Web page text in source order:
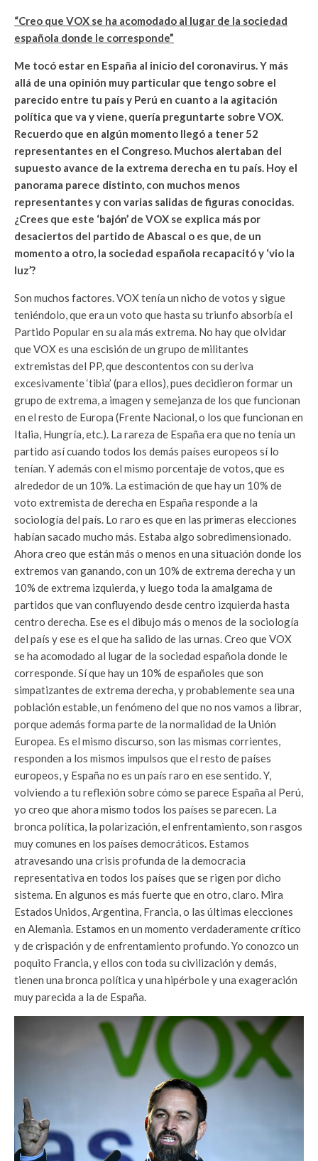
“Creo que VOX se ha acomodado al lugar de la sociedad
española donde le corresponde”
Me tocó estar en España al inicio del coronavirus. Y más
allá de una opinión muy particular que tengo sobre el
parecido entre tu país y Perú en cuanto a la agitación
política que va y viene, quería preguntarte sobre VOX.
Recuerdo que en algún momento llegó a tener 52
representantes en el Congreso. Muchos alertaban del
supuesto avance de la extrema derecha en tu país. Hoy el
panorama parece distinto, con muchos menos
representantes y con varias salidas de figuras conocidas.
¿Crees que este ‘bajón’ de VOX se explica más por
desaciertos del partido de Abascal o es que, de un
momento a otro, la sociedad española recapacitó y ‘vio la
luz’?
Son muchos factores. VOX tenía un nicho de votos y sigue
teniéndolo, que era un voto que hasta su triunfo absorbía el
Partido Popular en su ala más extrema. No hay que olvidar
que VOX es una escisión de un grupo de militantes
extremistas del PP, que descontentos con su deriva
excesivamente ‘tibia’ (para ellos), pues decidieron formar un
grupo de extrema, a imagen y semejanza de los que funcionan
en el resto de Europa (Frente Nacional, o los que funcionan en
Italia, Hungría, etc.). La rareza de España era que no tenía un
partido así cuando todos los demás países europeos sí lo
tenían. Y además con el mismo porcentaje de votos, que es
alrededor de un 10%. La estimación de que hay un 10% de
voto extremista de derecha en España responde a la
sociología del país. Lo raro es que en las primeras elecciones
habían sacado mucho más. Estaba algo sobredimensionado.
Ahora creo que están más o menos en una situación donde los
extremos van ganando, con un 10% de extrema derecha y un
10% de extrema izquierda, y luego toda la amalgama de
partidos que van confluyendo desde centro izquierda hasta
centro derecha. Ese es el dibujo más o menos de la sociología
del país y ese es el que ha salido de las urnas. Creo que VOX
se ha acomodado al lugar de la sociedad española donde le
corresponde. Sí que hay un 10% de españoles que son
simpatizantes de extrema derecha, y probablemente sea una
población estable, un fenómeno del que no nos vamos a librar,
porque además forma parte de la normalidad de la Unión
Europea. Es el mismo discurso, son las mismas corrientes,
responden a los mismos impulsos que el resto de países
europeos, y España no es un país raro en ese sentido. Y,
volviendo a tu reflexión sobre cómo se parece España al Perú,
yo creo que ahora mismo todos los países se parecen. La
bronca política, la polarización, el enfrentamiento, son rasgos
muy comunes en los países democráticos. Estamos
atravesando una crisis profunda de la democracia
representativa en todos los países que se rigen por dicho
sistema. En algunos es más fuerte que en otro, claro. Mira
Estados Unidos, Argentina, Francia, o las últimas elecciones
en Alemania. Estamos en un momento verdaderamente crítico
y de crispación y de enfrentamiento profundo. Yo conozco un
poquito Francia, y ellos con toda su civilización y demás,
tienen una bronca política y una hipérbole y una exageración
muy parecida a la de España.